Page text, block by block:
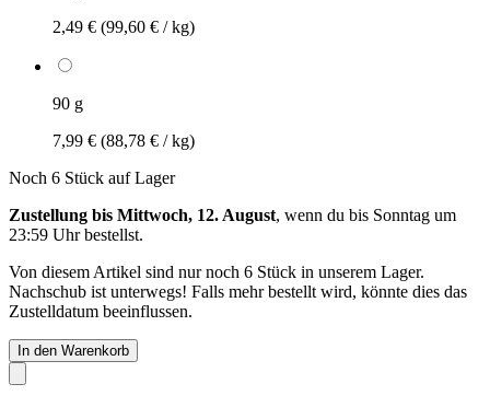
2,49 € (99,60 € / kg)
90 g
7,99 € (88,78 € / kg)
Noch 6 Stück auf Lager
Zustellung bis Mittwoch, 12. August, wenn du bis Sonntag um
23:59 Uhrbestellst.
Von diesem Artikel sind nur noch 6 Stück in unserem Lager.
Nachschub ist unterwegs! Falls mehr bestellt wird, könnte dies das
Zustelldatum beeinflussen.
In den Warenkorb